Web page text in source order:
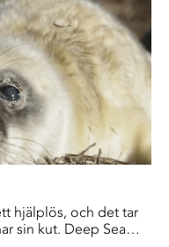
hjälplös, och det tar
sin kut. Deep Sea